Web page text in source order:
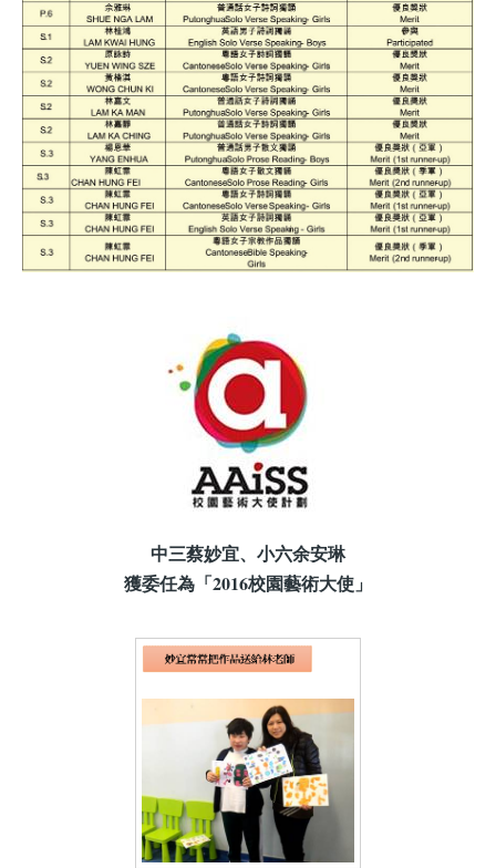
中三蔡妙宜、小六余安琳
獲委任為「2016校園藝術大使」